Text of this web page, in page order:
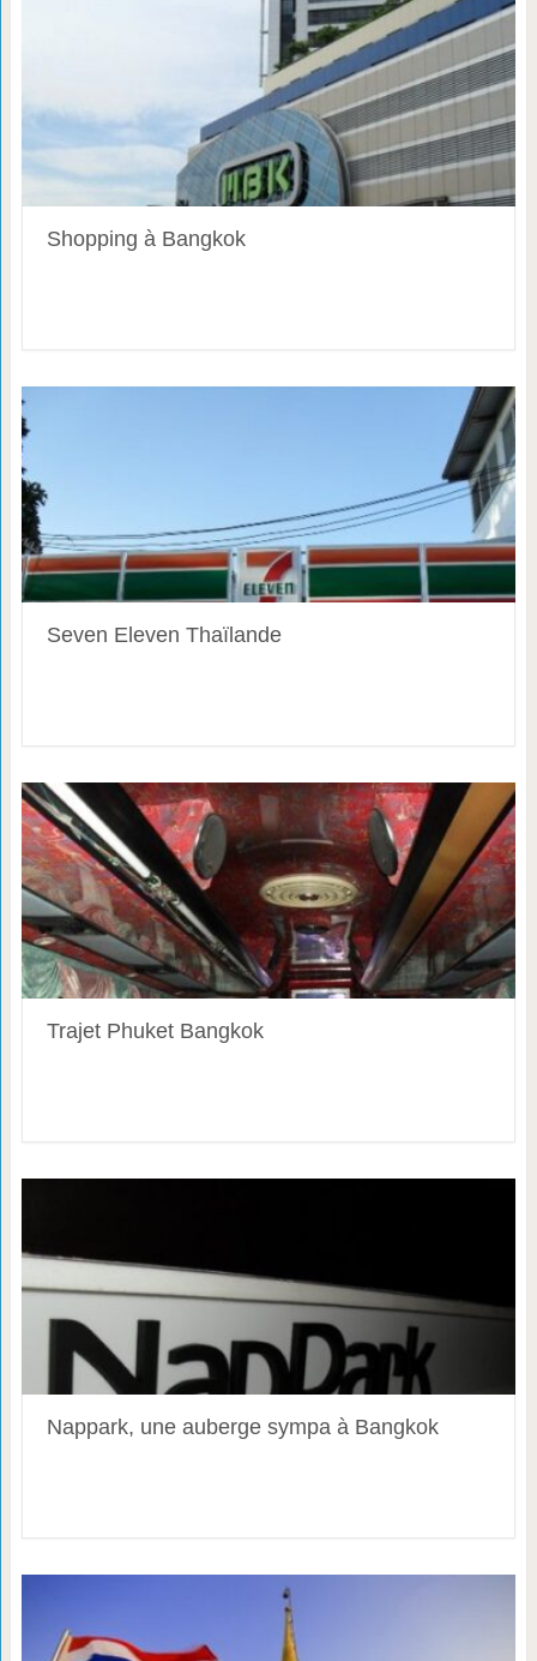
Shopping à Bangkok
Seven Eleven Thaïlande
Trajet Phuket Bangkok
Nappark, une auberge sympa à Bangkok